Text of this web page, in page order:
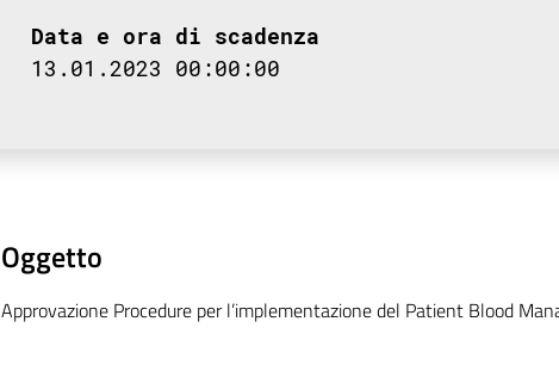
Data e ora di scadenza
13.01.2023 00:00:00
Oggetto
Approvazione Procedure per l’implementazione del Patient Blood